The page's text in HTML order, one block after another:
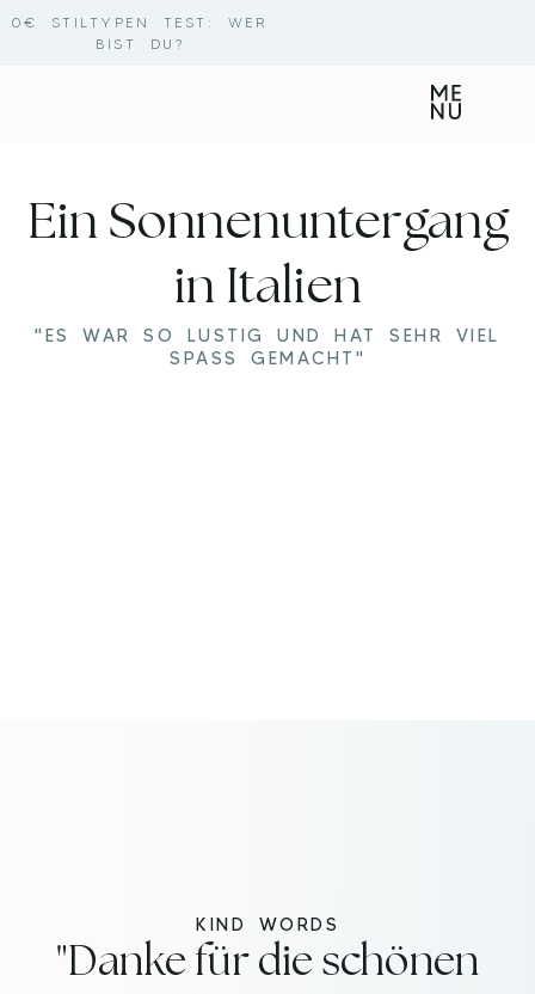
0€ STILTYPEN TEST: WER
BIST DU?
Ein Sonnenuntergang
in Italien
"ES WAR SO LUSTIG UND HAT SEHR VIEL
SPASS GEMACHT"
KIND WORDS
"Danke für die schönen